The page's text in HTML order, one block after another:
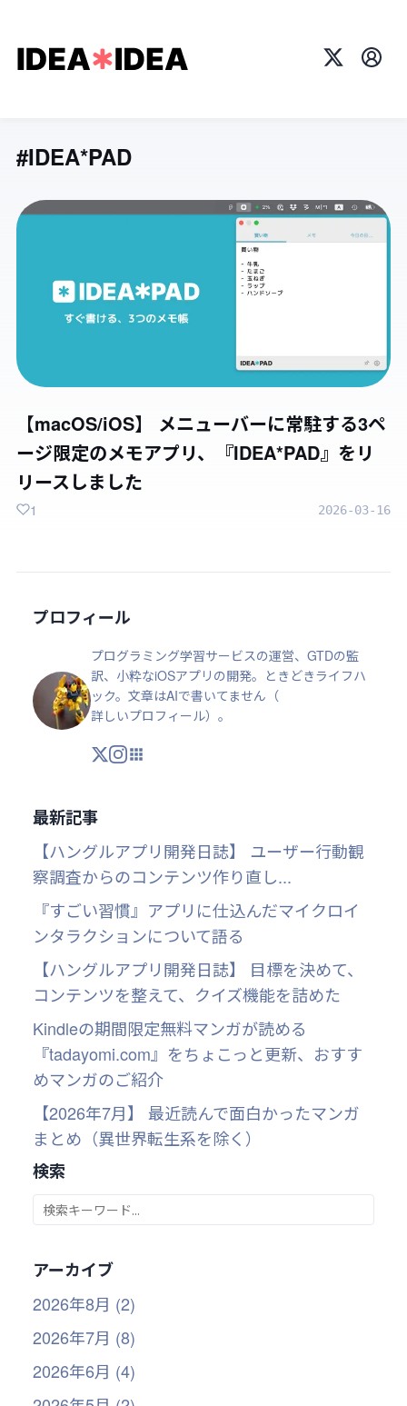
X プロ
#IDEA*PAD
【macOS/iOS】 メニューバーに常駐する3ペ
ージ限定のメモアプリ、『IDEA*PAD』をリ
リースしました
2026-03-16
1
プロフィール
プログラミング学習サービスの運営、GTDの監
訳、小粋なiOSアプリの開発。ときどきライフハ
ック。文章はAIで書いてません（
詳しいプロフィール）。
X Instagram
アプリ・ツール
最新記事
【ハングルアプリ開発日誌】 ユーザー行動観
察調査からのコンテンツ作り直し...
『すごい習慣』アプリに仕込んだマイクロイ
ンタラクションについて語る
【ハングルアプリ開発日誌】 目標を決めて、
コンテンツを整えて、クイズ機能を詰めた
Kindleの期間限定無料マンガが読める
『tadayomi.com』をちょこっと更新、おすす
めマンガのご紹介
【2026年7月】 最近読んで面白かったマンガ
まとめ（異世界転生系を除く）
検索
アーカイブ
2026年8月 (2)
2026年7月 (8)
2026年6月 (4)